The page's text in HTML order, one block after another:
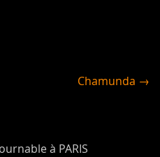
Chamunda →
à PARIS